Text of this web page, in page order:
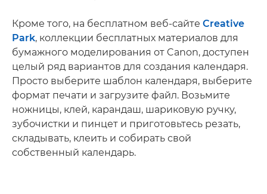
Кроме того, на бесплатном веб-сайте Creative
Park, коллекции бесплатных материалов для
бумажного моделирования от Canon, доступен
целый ряд вариантов для создания календаря.
Просто выберите шаблон календаря, выберите
формат печати и загрузите файл. Возьмите
ножницы, клей, карандаш, шариковую ручку,
зубочистки и пинцет и приготовьтесь резать,
складывать, клеить и собирать свой
собственный календарь.